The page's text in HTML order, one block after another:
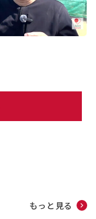
もっと見る